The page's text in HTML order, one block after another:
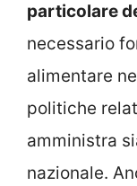
particolare
necessario
alimentare
politiche
amministra
nazionale.